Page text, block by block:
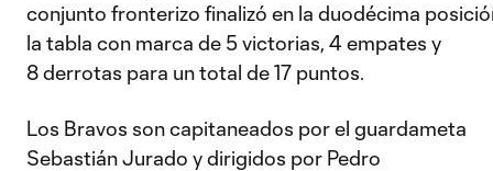
conjunto fronterizo finalizó en la duodécima
la tabla con marca de 5 victorias, 4 empates y
8 derrotas para un total de 17 puntos.
Los Bravos son capitaneados por el guardameta
Sebastián Jurado y dirigidos por Pedro